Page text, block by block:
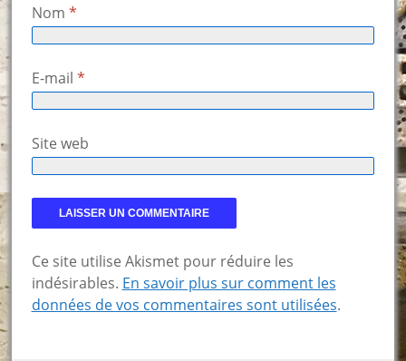
Nom *
E-mail *
Site web
Ce site utilise Akismet pour réduire les
indésirables. En savoir plus sur comment les
données de vos commentaires sont utilisées.